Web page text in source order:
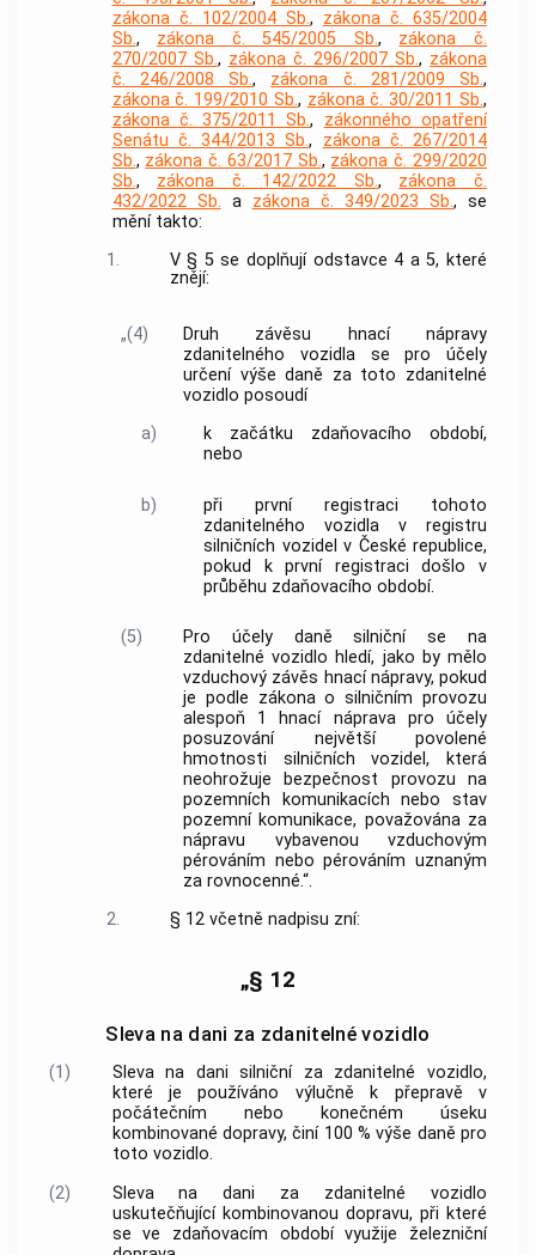
zákona č. 102/2004 Sb., zákona č. 635/2004
Sb., zákona č. 545/2005 Sb., zákona č.
270/2007 Sb., zákona č. 296/2007 Sb., zákona
č. 246/2008 Sb., zákona č. 281/2009 Sb.,
zákona č. 199/2010 Sb., zákona č. 30/2011 Sb.,
zákona č. 375/2011 Sb., zákonného opatření
Senátu č. 344/2013 Sb., zákona č. 267/2014
Sb., zákona č. 63/2017 Sb., zákona č. 299/2020
Sb., zákona č. 142/2022 Sb., zákona č.
432/2022 Sb. a zákona č. 349/2023 Sb., se
mění takto:
1.
V § 5 se doplňují odstavce 4 a 5, které
znějí:
„(4)
Druh závěsu hnací nápravy
zdanitelného vozidla se pro účely
určení výše daně za toto zdanitelné
vozidlo posoudí
a)
k začátku zdaňovacího období,
nebo
b)
při první registraci tohoto
zdanitelného vozidla v registru
silničních vozidel v České republice,
pokud k první registraci došlo v
průběhu zdaňovacího období.
(5)
Pro účely daně silniční se na
zdanitelné vozidlo hledí, jako by mělo
vzduchový závěs hnací nápravy, pokud
je podle zákona o silničním provozu
alespoň 1 hnací náprava pro účely
posuzování největší povolené
hmotnosti silničních vozidel, která
neohrožuje bezpečnost provozu na
pozemních komunikacích nebo stav
pozemní komunikace, považována za
nápravu vybavenou vzduchovým
pérováním nebo pérováním uznaným
za rovnocenné.“.
2.
§ 12 včetně nadpisu zní:
„§ 12
Sleva na dani za zdanitelné vozidlo
(1)
Sleva na dani silniční za zdanitelné vozidlo,
které je používáno výlučně k přepravě v
počátečním nebo konečném úseku
kombinované dopravy, činí 100 % výše daně pro
toto vozidlo.
(2)
Sleva na dani za zdanitelné vozidlo
uskutečňující kombinovanou dopravu, při které
se ve zdaňovacím období využije železniční